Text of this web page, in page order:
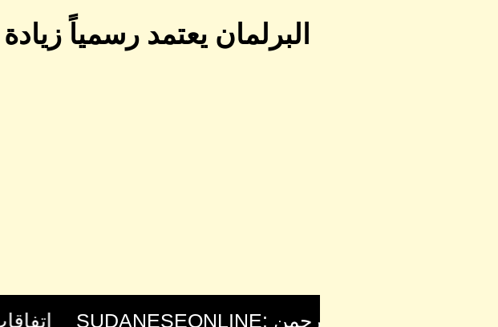
البرلمان يعتمد رسمياً